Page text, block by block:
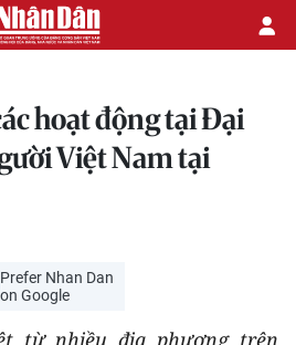
hoạt động tại Đại
Việt Nam tại
Prefer Nhan Dan
on Google
từ nhiều địa phương trên